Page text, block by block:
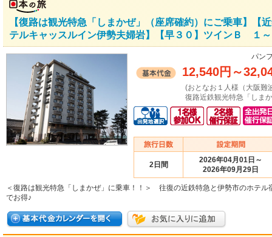
【復路は観光特急「しまかぜ」（座席確約）にご乗車】【
テルキャッスルイン伊勢夫婦岩】【早３０】ツインＢ １
パン
12,540円 ～
(おとなお１人様（大阪難
復路近鉄観光特急「しま
2日間
2026年04月01日～
2026年09月29日
＜復路は観光特急「しまかぜ」に乗車！！＞ 往復の近鉄特急と伊勢市のホテル
でお得♪